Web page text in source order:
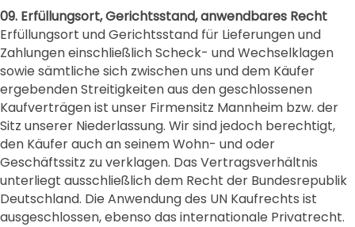
09. Erfüllungsort, Gerichtsstand, anwendbares Recht
Erfüllungsort und Gerichtsstand für Lieferungen und
Zahlungen einschließlich Scheck- und Wechselklagen
sowie sämtliche sich zwischen uns und dem Käufer
ergebenden Streitigkeiten aus den geschlossenen
Kaufverträgen ist unser Firmensitz Mannheim bzw. der
Sitz unserer Niederlassung. Wir sind jedoch berechtigt,
den Käufer auch an seinem Wohn- und oder
Geschäftssitz zu verklagen. Das Vertragsverhältnis
unterliegt ausschließlich dem Recht der Bundesrepublik
Deutschland. Die Anwendung des UN Kaufrechts ist
ausgeschlossen, ebenso das internationale Privatrecht.